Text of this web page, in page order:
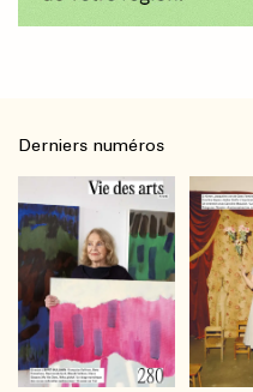
Derniers numéros